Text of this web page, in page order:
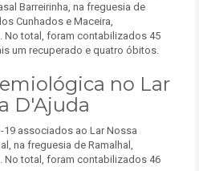
Barreirinha, na freguesia de
Cunhados e Maceira,
No total, foram contabilizados 45
um recuperado e quatro óbitos.
no Lar
D'Ajuda
19 associados ao Lar Nossa
na freguesia de Ramalhal,
No total, foram contabilizados 46